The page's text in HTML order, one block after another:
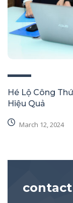
Hé Lộ Công
Hiệu Quả
March 12, 2024